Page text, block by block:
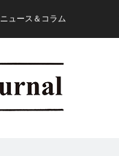
ニュース＆コラム